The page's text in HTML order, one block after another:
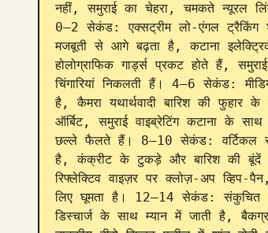
नहीं, समुराई का चेहरा, चमकते न्यूरल
0–2 सेकंड: एक्सट्रीम लो-एंगल ट्रैकिंग
मजबूती से आगे बढ़ता है, कटाना
होलोग्राफिक गार्ड्स प्रकट होते हैं,
चिंगारियां निकलती हैं। 4–6 सेकंड:
है, कैमरा यथार्थवादी बारिश की
ऑर्बिट, समुराई वाइब्रेटिंग कटाना के
छल्ले फैलते हैं। 8–10 सेकंड: वर्टिकल
है, कंक्रीट के टुकड़े और बारिश की बूंदें
रिफ्लेक्टिव वाइज़र पर क्लोज़-अप व्हिप-
लिए घूमता है। 12–14 सेकंड: संकुचित
डिस्चार्ज के साथ म्यान में जाती है,